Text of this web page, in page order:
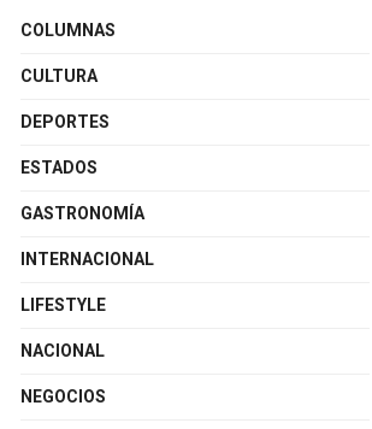
COLUMNAS
CULTURA
DEPORTES
ESTADOS
GASTRONOMÍA
INTERNACIONAL
LIFESTYLE
NACIONAL
NEGOCIOS